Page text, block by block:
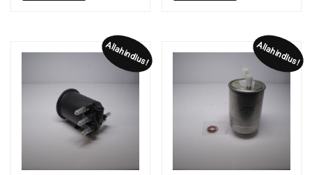
Allahindlus! Allahindlus!